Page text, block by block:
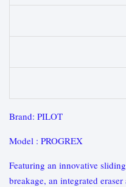
Brand: PILOT
Model : PROGREX
Featuring an innovative
breakage, an integrated